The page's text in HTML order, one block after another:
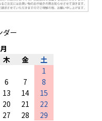
ダー
月
木 金
土
1
6 7
8
13 14
15
20 21
22
27 28
29